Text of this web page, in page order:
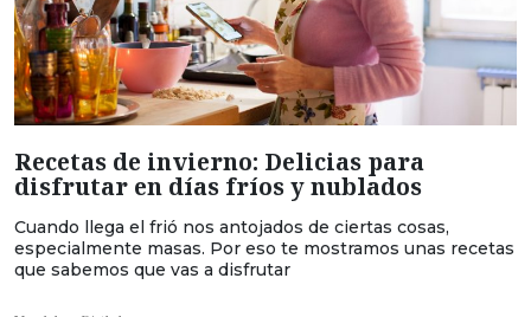
Recetas de invierno: Delicias para
disfrutar en días fríos y nublados
Cuando llega el frió nos antojados de ciertas cosas,
especialmente masas. Por eso te mostramos unas recetas
que sabemos que vas a disfrutar